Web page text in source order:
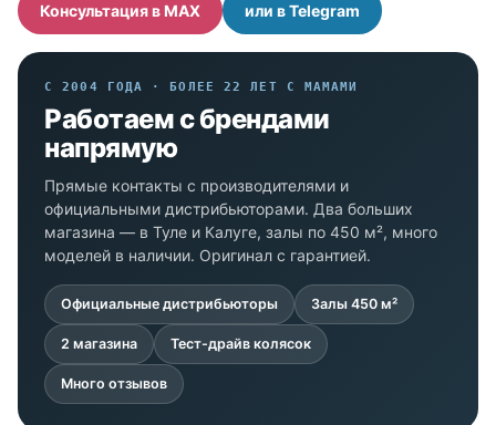
Консультация в MAX или в Telegram
С 2004 ГОДА · БОЛЕЕ 22 ЛЕТ С МАМАМИ
Работаем с брендами
напрямую
Прямые контакты с производителями и
официальными дистрибьюторами. Два больших
магазина — в Туле и Калуге, залы по 450 м², много
моделей в наличии. Оригинал с гарантией.
Официальные дистрибьюторы Залы 450 м²
2 магазина Тест-драйв колясок
Много отзывов